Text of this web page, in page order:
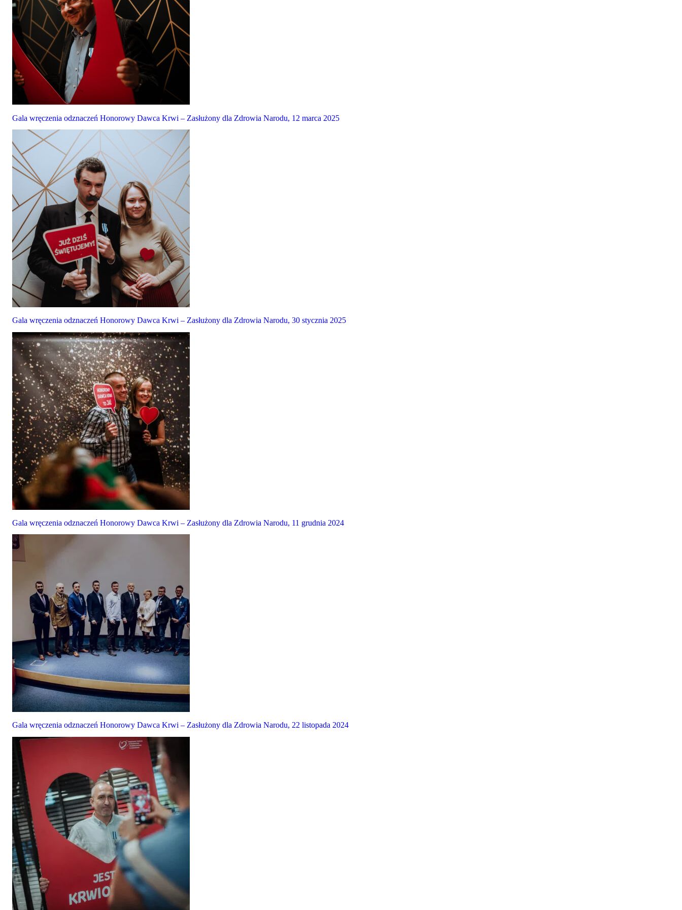
Gala wręczenia odznaczeń Honorowy Dawca Krwi – Zasłużony dla Zdrowia Narodu, 12 marca 2025
Gala wręczenia odznaczeń Honorowy Dawca Krwi – Zasłużony dla Zdrowia Narodu, 30 stycznia 2025
Gala wręczenia odznaczeń Honorowy Dawca Krwi – Zasłużony dla Zdrowia Narodu, 11 grudnia 2024
Gala wręczenia odznaczeń Honorowy Dawca Krwi – Zasłużony dla Zdrowia Narodu, 22 listopada 2024